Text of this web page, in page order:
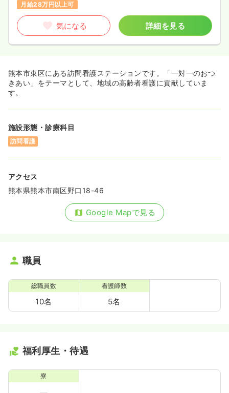
月給28万円以上可
気になる 詳細を見る
熊本市東区にある訪問看護ステーションです。「一対一のおつ
きあい」をテーマとして、地域の高齢者看護に貢献していま
す。
施設形態・診療科目
訪問看護
アクセス
熊本県熊本市南区野口18-46
Google Mapで見る
職員
総職員数
10名
看護師数
5名
福利厚生・待遇
寮